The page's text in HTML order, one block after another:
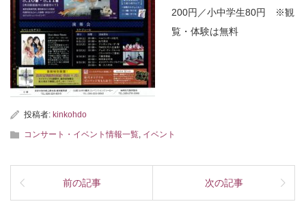
200円／小中学生80円 ※観
覧・体験は無料
投稿者: kinkohdo
コンサート・イベント情報一覧, イベント
前の記事 次の記事